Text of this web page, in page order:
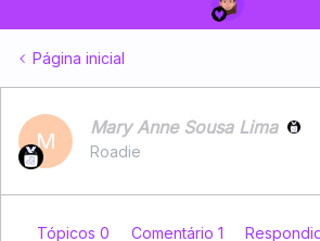
Página inicial
M
Mary Anne Sousa Lima
Roadie
Tópicos 0 Comentário 1